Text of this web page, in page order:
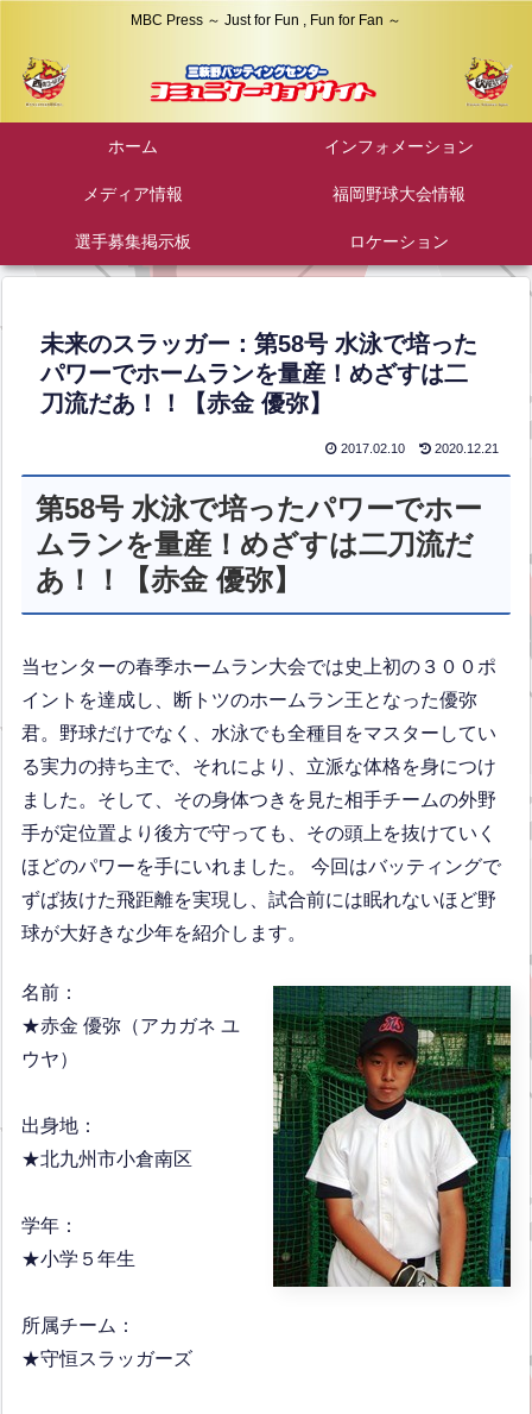
MBC Press ～ Just for Fun , Fun for Fan ～
ホーム インフォメーション
メディア情報 福岡野球大会情報
選手募集掲示板 ロケーション
未来のスラッガー：第58号 水泳で培った
パワーでホームランを量産！めざすは二
刀流だあ！！【赤金 優弥】
2017.02.10 2020.12.21
第58号 水泳で培ったパワーでホー
ムランを量産！めざすは二刀流だ
あ！！【赤金 優弥】
当センターの春季ホームラン大会では史上初の３００ポ
イントを達成し、断トツのホームラン王となった優弥
君。野球だけでなく、水泳でも全種目をマスターしてい
る実力の持ち主で、それにより、立派な体格を身につけ
ました。そして、その身体つきを見た相手チームの外野
手が定位置より後方で守っても、その頭上を抜けていく
ほどのパワーを手にいれました。 今回はバッティングで
ずば抜けた飛距離を実現し、試合前には眠れないほど野
球が大好きな少年を紹介します。
名前：
★赤金 優弥（アカガネ ユ
ウヤ）
出身地：
★北九州市小倉南区
学年：
★小学５年生
所属チーム：
★守恒スラッガーズ